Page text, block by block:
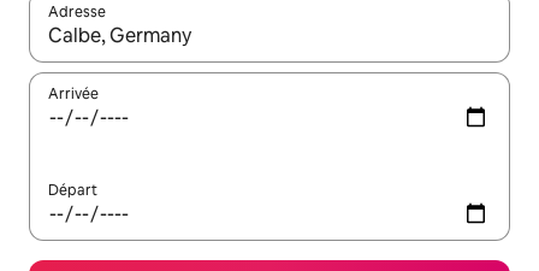
Adresse
Lorsque les résultats s'affichent, utilisez les flèches vers le
Arrivée
Départ